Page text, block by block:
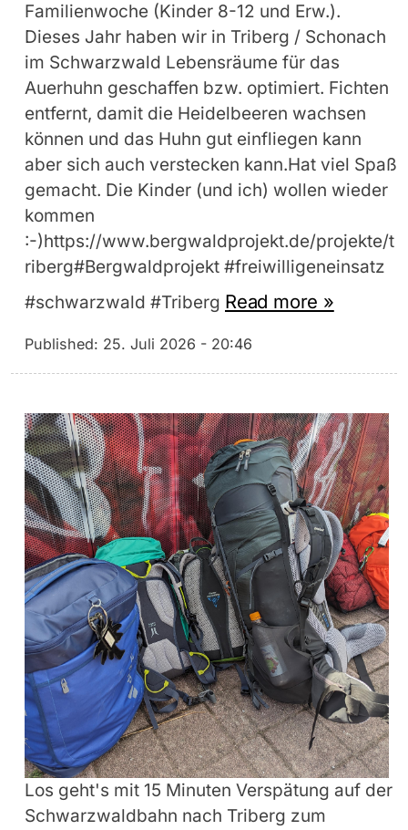
Familienwoche (Kinder 8-12 und Erw.).
Dieses Jahr haben wir in Triberg / Schonach
im Schwarzwald Lebensräume für das
Auerhuhn geschaffen bzw. optimiert. Fichten
entfernt, damit die Heidelbeeren wachsen
können und das Huhn gut einfliegen kann
aber sich auch verstecken kann.Hat viel Spaß
gemacht. Die Kinder (und ich) wollen wieder
kommen
:-)https://www.bergwaldprojekt.de/projekte/t
riberg#Bergwaldprojekt #freiwilligeneinsatz
#schwarzwald #Triberg Read more »
Published: 25. Juli 2026 - 20:46
Los geht's mit 15 Minuten Verspätung auf der
Schwarzwaldbahn nach Triberg zum